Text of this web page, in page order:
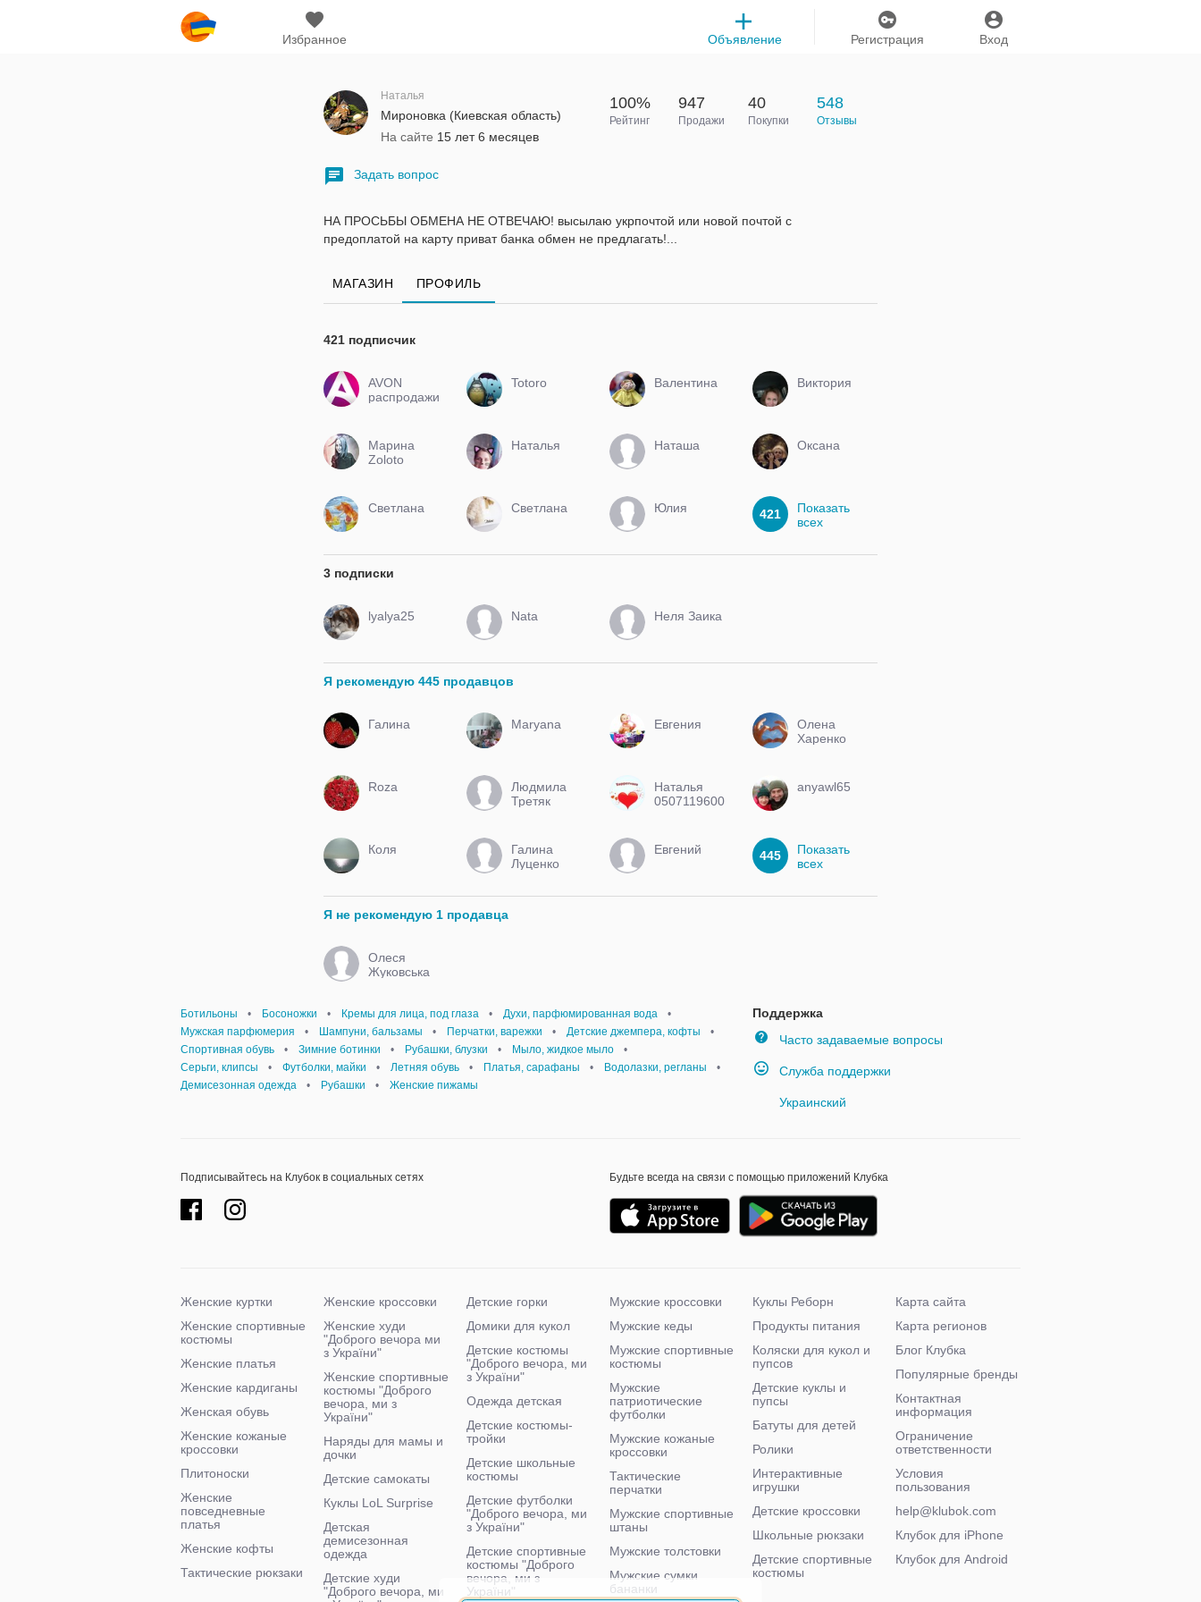
Избранное Вход
Регистрация
Объявление
Наталья
Мироновка (Киевская область)
На сайте 15 лет 6 месяцев
100%
Рейтинг
947
Продажи
40
Покупки
548
Отзывы
Задать вопрос
НА ПРОСЬБЫ ОБМЕНА НЕ ОТВЕЧАЮ! высылаю укрпочтой или новой почтой с
предоплатой на карту приват банка обмен не предлагать!...
МАГАЗИН ПРОФИЛЬ
421 подписчик
AVON
распродажи
31
Totoro Валентина Виктория
Марина
Zoloto
Наталья Наташа Оксана
Светлана Светлана Юлия 421
Показать
всех
3 подписки
lyalya25 Nata Неля Заика
Я рекомендую 445 продавцов
Галина Maryana Евгения
Олена
Харенко
Roza
Людмила
Третяк
Наталья
0507119600
anyawl65
Коля
Галина
Луценко
Евгений 445
Показать
всех
Я не рекомендую 1 продавца
Олеся
Жуковська
Поддержка
Часто задаваемые вопросы
Служба поддержки
Украинский
Ботильоны • Босоножки • Кремы для лица, под глаза • Духи, парфюмированная вода
•
Мужская парфюмерия
• Шампуни, бальзамы • Перчатки, варежки • Детские джемпера, кофты
•
Спортивная обувь
• Зимние ботинки • Рубашки, блузки • Мыло, жидкое мыло
•
Серьги, клипсы
• Футболки, майки • Летняя обувь • Платья, сарафаны • Водолазки, регланы
•
Демисезонная одежда
• Рубашки • Женские пижамы
Подписывайтесь на Клубок в социальных сетях Будьте всегда на связи с помощью приложений Клубка
Женские куртки
Женские спортивные
костюмы
Женские платья
Женские кардиганы
Женская обувь
Женские кожаные
кроссовки
Плитоноски
Женские
повседневные
платья
Женские кофты
Тактические рюкзаки
Женские кроссовки
Женские худи
"Доброго вечора ми
з України"
Женские спортивные
костюмы "Доброго
вечора, ми з
України"
Наряды для мамы и
дочки
Детские самокаты
Куклы LoL Surprise
Детская
демисезонная
одежда
Детские худи
"Доброго вечора, ми
Детские горки
Домики для кукол
Детские костюмы
"Доброго вечора, ми
з України"
Одежда детская
Детские костюмы-
тройки
Детские школьные
костюмы
Детские футболки
"Доброго вечора, ми
з України"
Детские спортивные
костюмы "Доброго
вечора, ми з
України"
Мужские кроссовки
Мужские кеды
Мужские спортивные
костюмы
Мужские
патриотические
футболки
Мужские кожаные
кроссовки
Тактические
перчатки
Мужские спортивные
штаны
Мужские толстовки
Мужские сумки
бананки
Куклы Реборн
Продукты питания
Коляски для кукол и
пупсов
Детские куклы и
пупсы
Батуты для детей
Ролики
Интерактивные
игрушки
Детские кроссовки
Школьные рюкзаки
Детские спортивные
костюмы
Карта сайта
Карта регионов
Блог Клубка
Популярные бренды
Контактная
информация
Ограничение
ответственности
Условия
пользования
help@klubok.com
Клубок для iPhone
Клубок для Android